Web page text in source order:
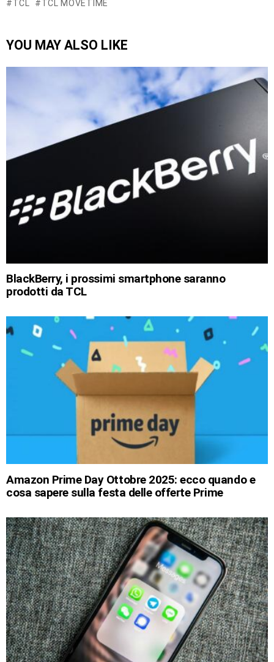
TCL TCL MOVETIME
YOU MAY ALSO LIKE
BlackBerry, i prossimi smartphone saranno
prodotti da TCL
Amazon Prime Day Ottobre 2025: ecco quando e
cosa sapere sulla festa delle offerte Prime